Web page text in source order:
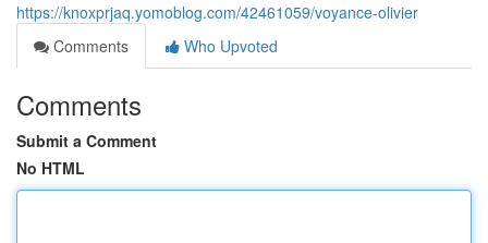
https://knoxprjaq.yomoblog.com/42461059/voyance-olivier
Comments
Who Upvoted
Comments
Submit a Comment
No HTML